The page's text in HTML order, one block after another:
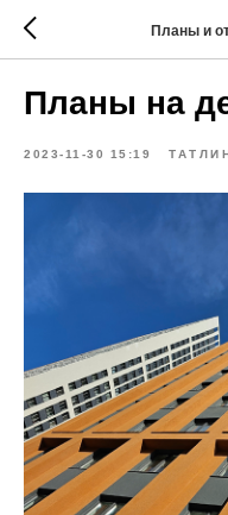
Планы и
Планы на
2023-11-30 15:19